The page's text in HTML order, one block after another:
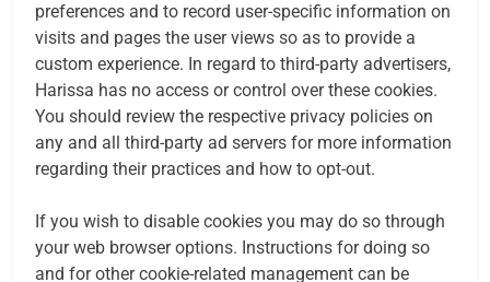
preferences and to record user-specific information on
visits and pages the user views so as to provide a
custom experience. In regard to third-party advertisers,
Harissa has no access or control over these cookies.
You should review the respective privacy policies on
any and all third-party ad servers for more information
regarding their practices and how to opt-out.
If you wish to disable cookies you may do so through
your web browser options. Instructions for doing so
and for other cookie-related management can be